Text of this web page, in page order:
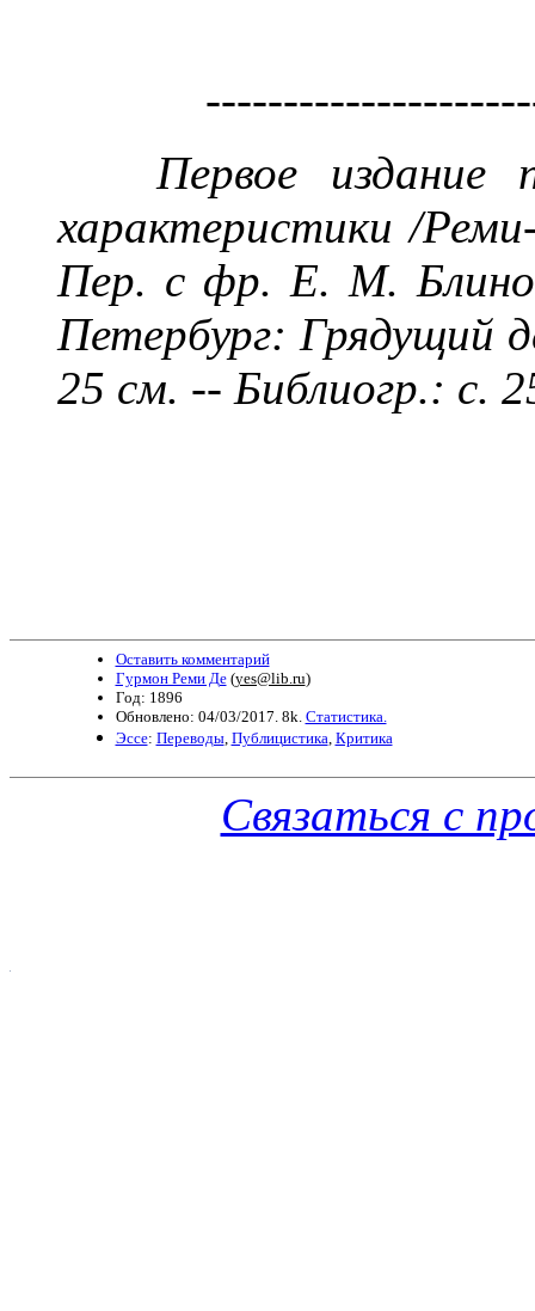
Первое издание
характеристики /Реми
Пер. с фр. Е. М.
Петербург: Грядущий
25 см. -- Библиогр.: с.
Оставить комментарий
Гурмон Реми Де(yes@lib.ru)
Год: 1896
Обновлено: 04/03/2017. 8k. Статистика.
Эссе: Переводы, Публицистика Критика
Связаться с